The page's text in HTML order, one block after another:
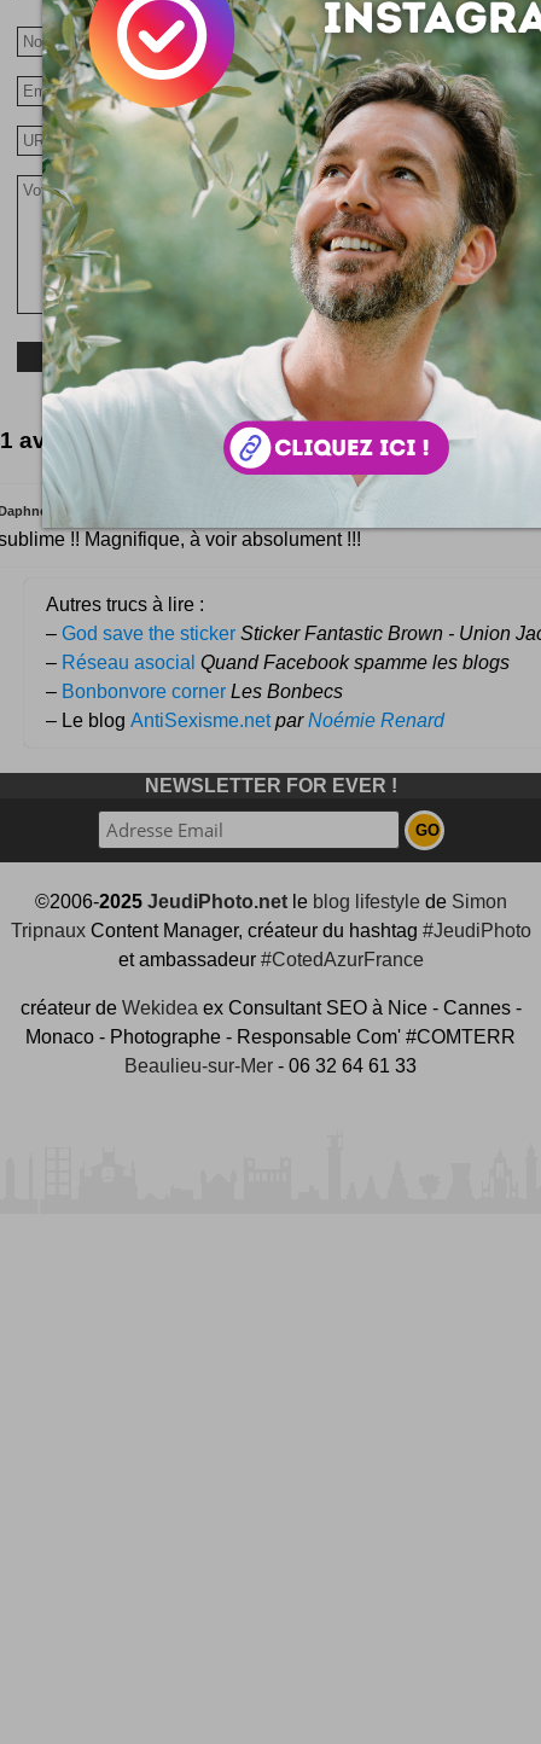
1 avis pour le moment
Film superbe et plein d'amour. La fratrie est ici au
!! Magnifique, à voir absolument !!!
Autres trucs à lire :
– God save the sticker Sticker Fantastic Brown - Union
– Réseau asocial Quand Facebook spamme les blogs
– Bonbonvore corner Les Bonbecs
– Le blog AntiSexisme.net parNoémie Renard
NEWSLETTER FOR EVER !
©2006-2025 JeudiPhoto.netle blog lifestylede Simon
TripnauxContent Manager, créateur du hashtag #JeudiPhoto
et ambassadeur #CotedAzurFrance
créateur de Wekidea ex Consultant SEO à Nice - Cannes -
Monaco - Photographe - Responsable Com' #COMTERR
Beaulieu-sur-Mer - 06 32 64 61 33